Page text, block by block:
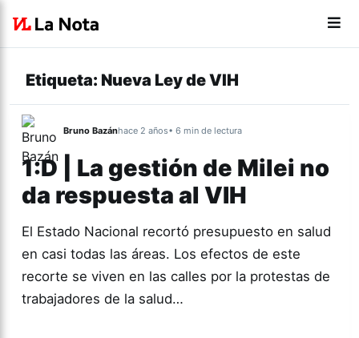
Etiqueta: Nueva Ley de VIH
Bruno Bazánhace 2 años• 6 min de lectura
1:D | La gestión de Milei no
da respuesta al VIH
El Estado Nacional recortó presupuesto en salud
en casi todas las áreas. Los efectos de este
recorte se viven en las calles por la protestas de
trabajadores de la salud…